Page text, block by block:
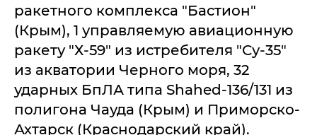
ракетного комплекса "Бастион"
(Крым), 1 управляемую авиационную
ракету "Х-59" из истребителя "Су-35"
из акватории Черного моря, 32
ударных БпЛА типа Shahed-136/131 из
полигона Чауда (Крым) и Приморско-
Ахтарск (Краснодарский край).